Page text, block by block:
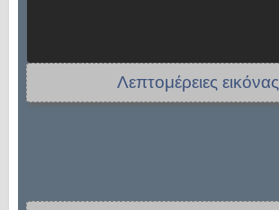
Λεπτομέρειες εικόνας